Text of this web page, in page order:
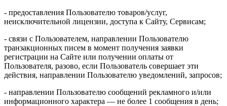
- предоставления Пользователю товаров/услуг,
неисключительной лицензии, доступа к Сайту, Сервисам;
- связи с Пользователем, направлении Пользователю
транзакционных писем в момент получения заявки
регистрации на Сайте или получении оплаты от
Пользователя, разово, если Пользователь совершает эти
действия, направлении Пользователю уведомлений, запросов;
- направлении Пользователю сообщений рекламного и/или
информационного характера — не более 1 сообщения в день;